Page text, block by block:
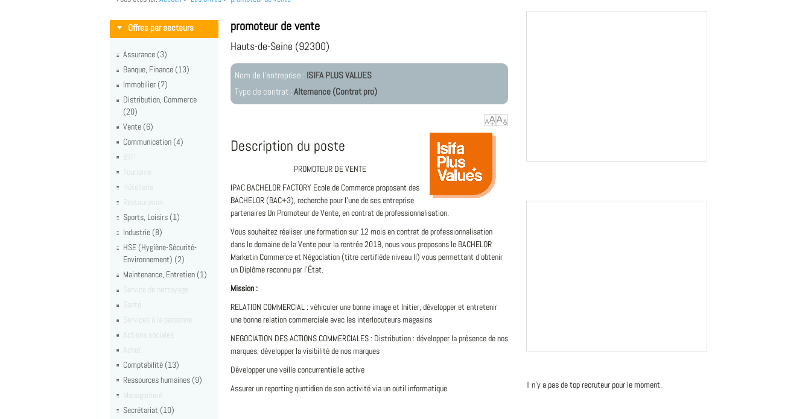
Offres par secteurs
Assurance (3)
Banque, Finance (13)
Immobilier (7)
Distribution, Commerce
(20)
Vente (6)
Communication (4)
BTP
Tourisme
Hôtellerie
Restauration
Sports, Loisirs (1)
Industrie (8)
HSE (Hygiène-Sécurité-
Environnement) (2)
Maintenance, Entretien (1)
Service de nettoyage
Santé
Services à la personne
Actions sociales
Achat
Comptabilité (13)
Ressources humaines (9)
Management
Secrétariat (10)
promoteur de vente
Hauts-de-Seine (92300)
Nom de l'entreprise : ISIFA PLUS VALUES
Type de contrat : Alternance (Contrat pro)
Description du poste
PROMOTEUR DE VENTE
IPAC BACHELOR FACTORY Ecole de Commerce proposant des
BACHELOR (BAC+3), recherche pour l’une de ses entreprise
partenaires Un Promoteur de Vente, en contrat de professionnalisation.
Vous souhaitez réaliser une formation sur 12 mois en contrat de professionnalisation
dans le domaine de la Vente pour la rentrée 2019, nous vous proposons le BACHELOR
Marketin Commerce et Négociation (titre certifiéde niveau II) vous permettant d’obtenir
un Diplôme reconnu par l’État.
Mission :
RELATION COMMERCIAL : véhiculer une bonne image et Initier, développer et entretenir
une bonne relation commerciale avec les interlocuteurs magasins
NEGOCIATION DES ACTIONS COMMERCIALES : Distribution : développer la présence de nos
marques, développer la visibilité de nos marques
Développer une veille concurrentielle active
Assurer un reporting quotidien de son activité via un outil informatique
Il n'y a pas de top recruteur pour le moment.